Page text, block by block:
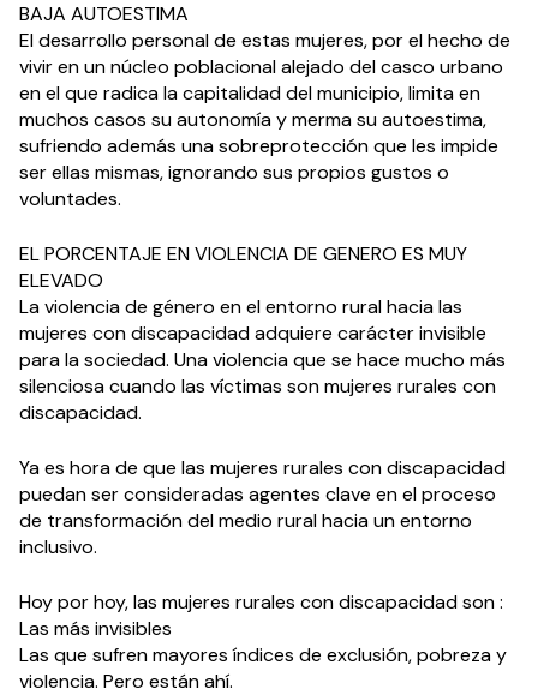
BAJA AUTOESTIMA
El desarrollo personal de estas mujeres, por el hecho de
vivir en un núcleo poblacional alejado del casco urbano
en el que radica la capitalidad del municipio, limita en
muchos casos su autonomía y merma su autoestima,
sufriendo además una sobreprotección que les impide
ser ellas mismas, ignorando sus propios gustos o
voluntades.
EL PORCENTAJE EN VIOLENCIA DE GENERO ES MUY
ELEVADO
La violencia de género en el entorno rural hacia las
mujeres con discapacidad adquiere carácter invisible
para la sociedad. Una violencia que se hace mucho más
silenciosa cuando las víctimas son mujeres rurales con
discapacidad.
Ya es hora de que las mujeres rurales con discapacidad
puedan ser consideradas agentes clave en el proceso
de transformación del medio rural hacia un entorno
inclusivo.
Hoy por hoy, las mujeres rurales con discapacidad son :
Las más invisibles
Las que sufren mayores índices de exclusión, pobreza y
violencia. Pero están ahí.